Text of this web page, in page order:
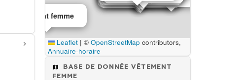
Vêtement femme
Leaflet | © OpenStreetMap contributors,
Annuaire-horaire
BASE DE DONNÉE VÊTEMENT
FEMME